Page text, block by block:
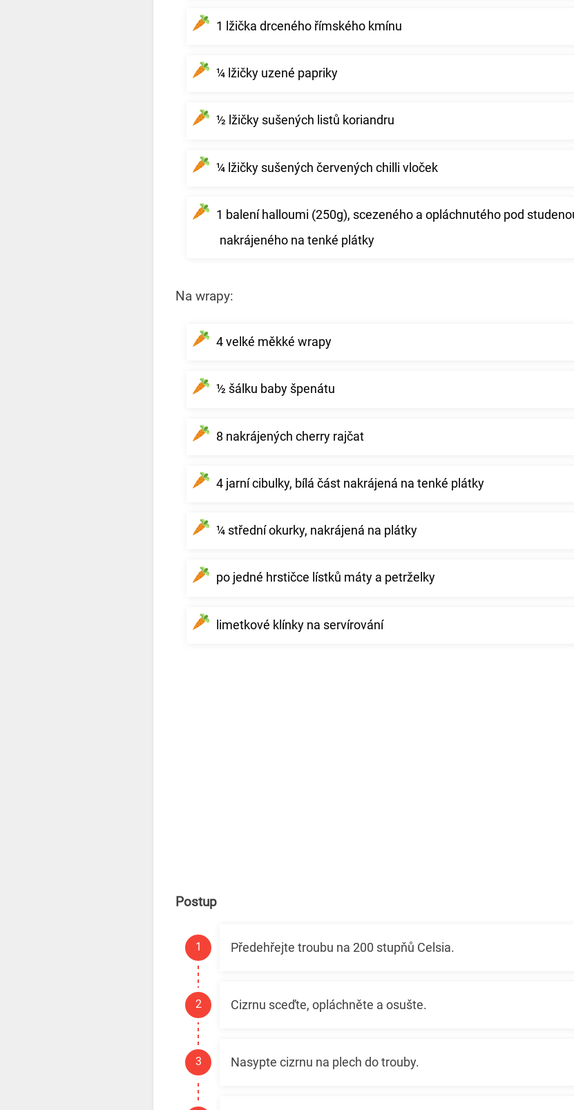
1 lžička drceného římského kmínu
¼ lžičky uzené papriky
½ lžičky sušených listů koriandru
¼ lžičky sušených červených chilli vloček
1 balení halloumi (250g), scezeného a opláchnutého pod
nakrájeného na tenké plátky
Na wrapy:
4 velké měkké wrapy
½ šálku baby špenátu
8 nakrájených cherry rajčat
4 jarní cibulky, bílá část nakrájená na tenké plátky
¼ střední okurky, nakrájená na plátky
po jedné hrstičce lístků máty a petrželky
limetkové klínky na servírování
Postup
Předehřejte troubu na 200 stupňů Celsia.
Cizrnu sceďte, opláchněte a osušte.
Nasypte cizrnu na plech do trouby.